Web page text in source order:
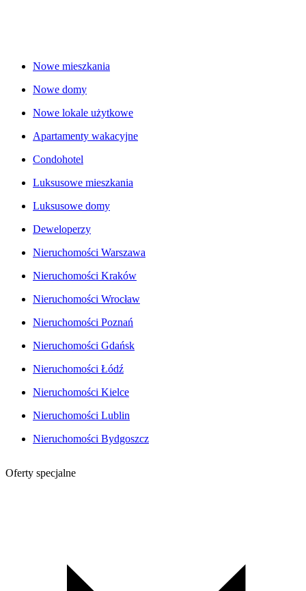
Nowe mieszkania
Nowe domy
Nowe lokale użytkowe
Apartamenty wakacyjne
Condohotel
Luksusowe mieszkania
Luksusowe domy
Deweloperzy
Nieruchomości Warszawa
Nieruchomości Kraków
Nieruchomości Wrocław
Nieruchomości Poznań
Nieruchomości Gdańsk
Nieruchomości Łódź
Nieruchomości Kielce
Nieruchomości Lublin
Nieruchomości Bydgoszcz
Oferty specjalne